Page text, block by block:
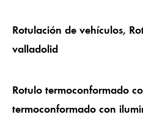
Rotulación de vehículos,
valladolid
Rotulo termoconformado
termoconformado con